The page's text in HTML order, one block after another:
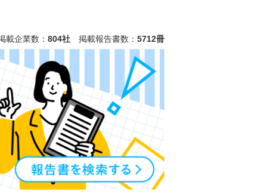
載企業数： 804社 掲載報告書数： 5712冊